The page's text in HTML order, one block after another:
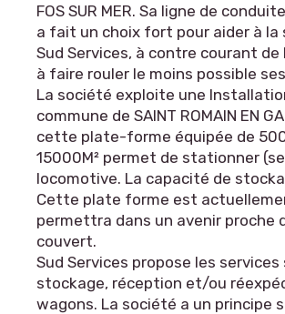
FOS SUR MER. Sa ligne de
a fait un choix fort pour aider à la
Sud Services, à contre courant
à faire rouler le moins possible
La société exploite une
commune de SAINT ROMAIN EN
cette plate-forme équipée de
15000M² permet de stationner
locomotive. La capacité de
Cette plate forme est
permettra dans un avenir proche
couvert.
Sud Services propose les
stockage, réception et/ou
wagons. La société a un principe